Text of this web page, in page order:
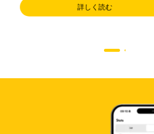
詳しく読む